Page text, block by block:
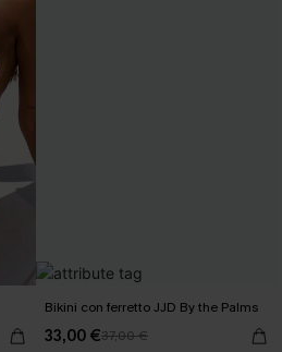
Bikini con ferretto JJD By the Palms
33,00 €37,00 €